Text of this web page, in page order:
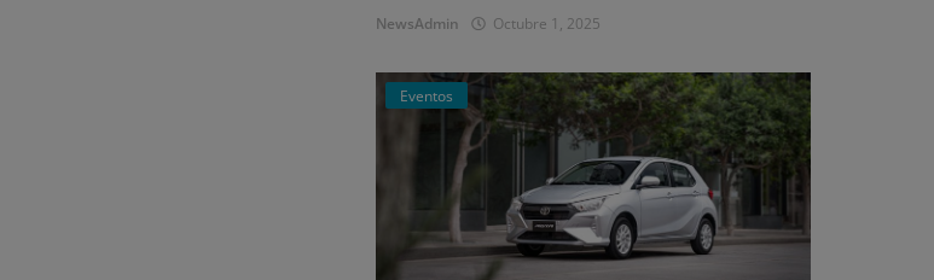
NewsAdmin Octubre 1, 2025
Eventos